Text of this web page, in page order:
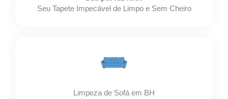
Seu Tapete Impecável de Limpo e Sem Cheiro
Limpeza de Sofá em BH